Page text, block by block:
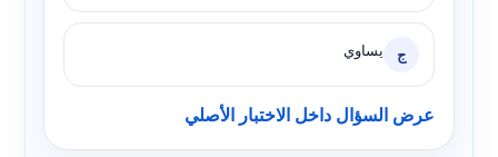
ج يساوي
عرض السؤال داخل الاختبار الأصلي